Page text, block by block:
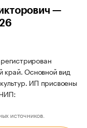
—
край. Основной вид
ИП присвоены
источников.